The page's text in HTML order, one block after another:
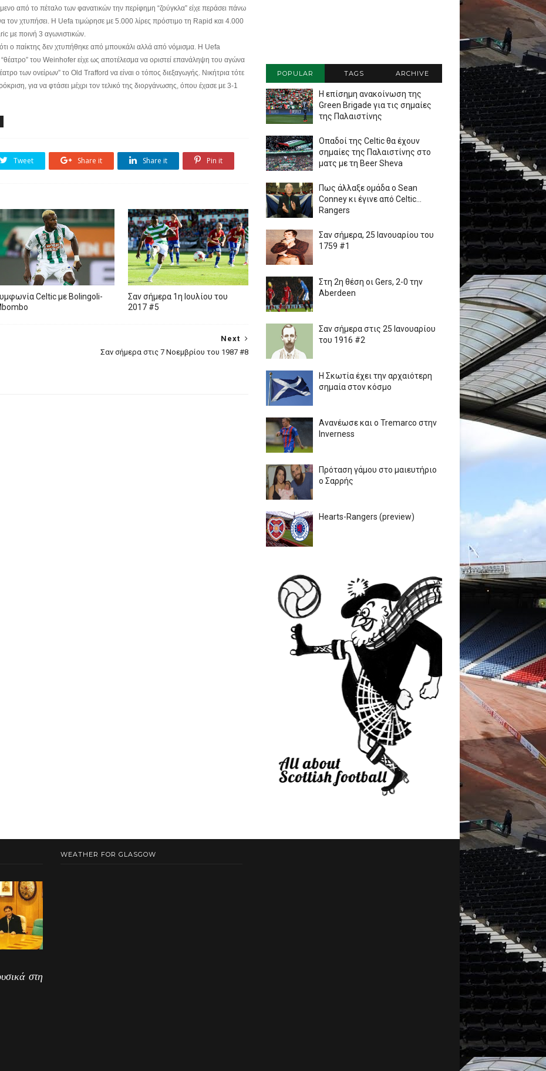
από το πέταλο των φανατικών την περίφημη “ζούγκλα” είχε περάσει πάνω
τον χτυπήσει. Η Uefa τιμώρησε με 5.000 λίρες πρόστιμο τη Rapid και 4.000
με ποινή 3 αγωνιστικών.
ο παίκτης δεν χτυπήθηκε από μπουκάλι αλλά από νόμισμα. Η Uefa
του Weinhofer είχε ως αποτέλεσμα να οριστεί επανάληψη του αγώνα
των ονείρων” το Old Trafford να είναι ο τόπος διεξαγωγής. Νικήτρια τότε
για να φτάσει μέχρι τον τελικό της διοργάνωσης, όπου έχασε με 3-1
Tweet Share it Share it Pin it
Celtic με Bolingoli-
Σαν σήμερα 1η Ιουλίου του
2017 #5
Next
Σαν σήμερα στις 7 Νοεμβρίου του 1987 #8
POPULAR TAGS ARCHIVE
Η επίσημη ανακοίνωση της
Green Brigade για τις σημαίες
της Παλαιστίνης
Οπαδοί της Celtic θα έχουν
σημαίες της Παλαιστίνης στο
ματς με τη Beer Sheva
Πως άλλαξε ομάδα ο Sean
Conney κι έγινε από Celtic...
Rangers
Σαν σήμερα, 25 Ιανουαρίου του
1759 #1
Στη 2η θέση οι Gers, 2-0 την
Aberdeen
Σαν σήμερα στις 25 Ιανουαρίου
του 1916 #2
Η Σκωτία έχει την αρχαιότερη
σημαία στον κόσμο
Ανανέωσε και ο Tremarco στην
Inverness
Πρόταση γάμου στο μαιευτήριο
ο Σαρρής
Hearts-Rangers (preview)
στη
WEATHER FOR GLASGOW